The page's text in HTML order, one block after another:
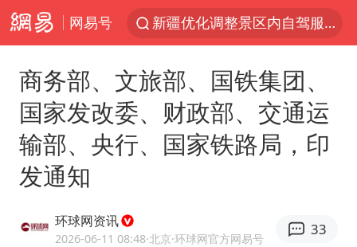
网易号
央视新主播李秋莹孙亚鹏亮相
情侣平潭拍日出坠崖1死1伤
36岁男演员成景区NPC后人气爆棚
全民健身事业高质量发展
老挝国会主席赛宋蓬逝世
商务部、文旅部、国铁集团、
国家发改委、财政部、交通运
输部、央行、国家铁路局，印
发通知
环球网资讯
2026-06-11 08:48·北京·环球网官方网易号
33